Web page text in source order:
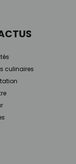
culinaires